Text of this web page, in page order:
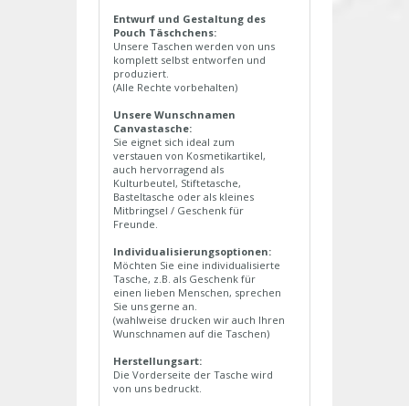
Entwurf und Gestaltung des
Pouch Täschchens:
Unsere Taschen werden von uns
komplett selbst entworfen und
produziert.
(Alle Rechte vorbehalten)
Unsere Wunschnamen
Canvastasche:
Sie eignet sich ideal zum
verstauen von Kosmetikartikel,
auch hervorragend als
Kulturbeutel, Stiftetasche,
Basteltasche oder als kleines
Mitbringsel / Geschenk für
Freunde.
Individualisierungsoptionen:
Möchten Sie eine individualisierte
Tasche, z.B. als Geschenk für
einen lieben Menschen, sprechen
Sie uns gerne an.
(wahlweise drucken wir auch Ihren
Wunschnamen auf die Taschen)
Herstellungsart:
Die Vorderseite der Tasche wird
von uns bedruckt.